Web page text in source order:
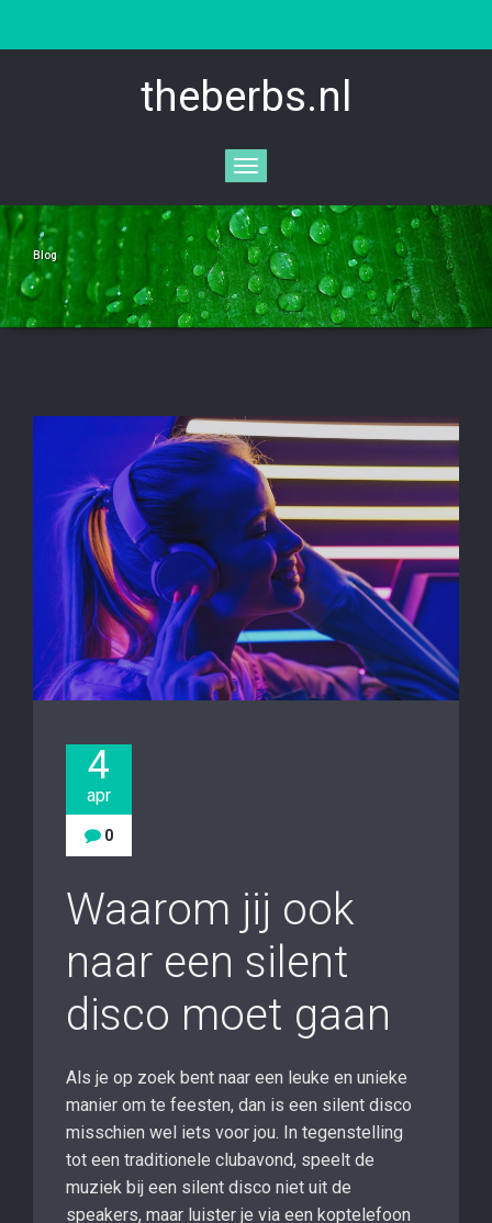
theberbs.nl
Toggle
navigation
Blog
4
apr
0
Waarom jij ook
naar een silent
disco moet gaan
Als je op zoek bent naar een leuke en unieke
manier om te feesten, dan is een silent disco
misschien wel iets voor jou. In tegenstelling
tot een traditionele clubavond, speelt de
muziek bij een silent disco niet uit de
speakers, maar luister je via een koptelefoon